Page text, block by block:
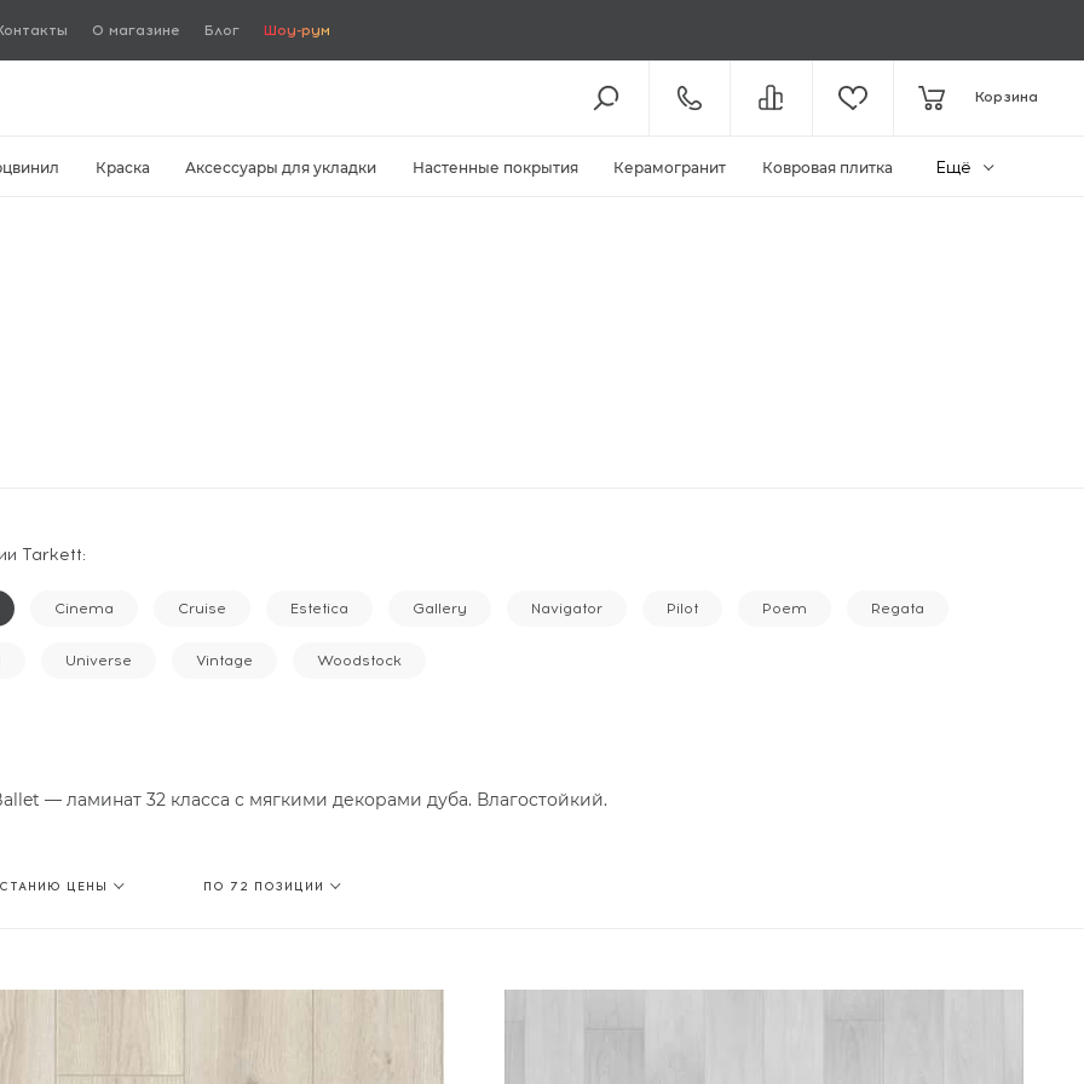
О магазине Блог Шоу-рум
8 (800) 301-61-43
КОЛЛ-ЦЕНТР / ДО 19:00
Корзина
Краска Аксессуары для укладки Настенные покрытия Керамогранит Ковровая плитка Ещё
Tarkett:
Cinema Cruise Estetica Gallery Navigator Pilot Poem Regata
Universe Vintage Woodstock
— ламинат 32 класса с мягкими декорами дуба. Влагостойкий.
ЦЕНЫ ПО 72 ПОЗИЦИИ